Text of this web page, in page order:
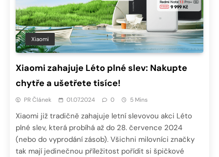
Xiaomi
Xiaomi zahajuje Léto plné slev: Nakupte
chytře a ušetřete tisíce!
PR Článek 01.07.2024 0 5 Mins
Xiaomi již tradičně zahajuje letní slevovou akci Léto
plné slev, která probíhá až do 28. července 2024
(nebo do vyprodání zásob). Všichni milovníci značky
tak mají jedinečnou příležitost pořídit si špičkové